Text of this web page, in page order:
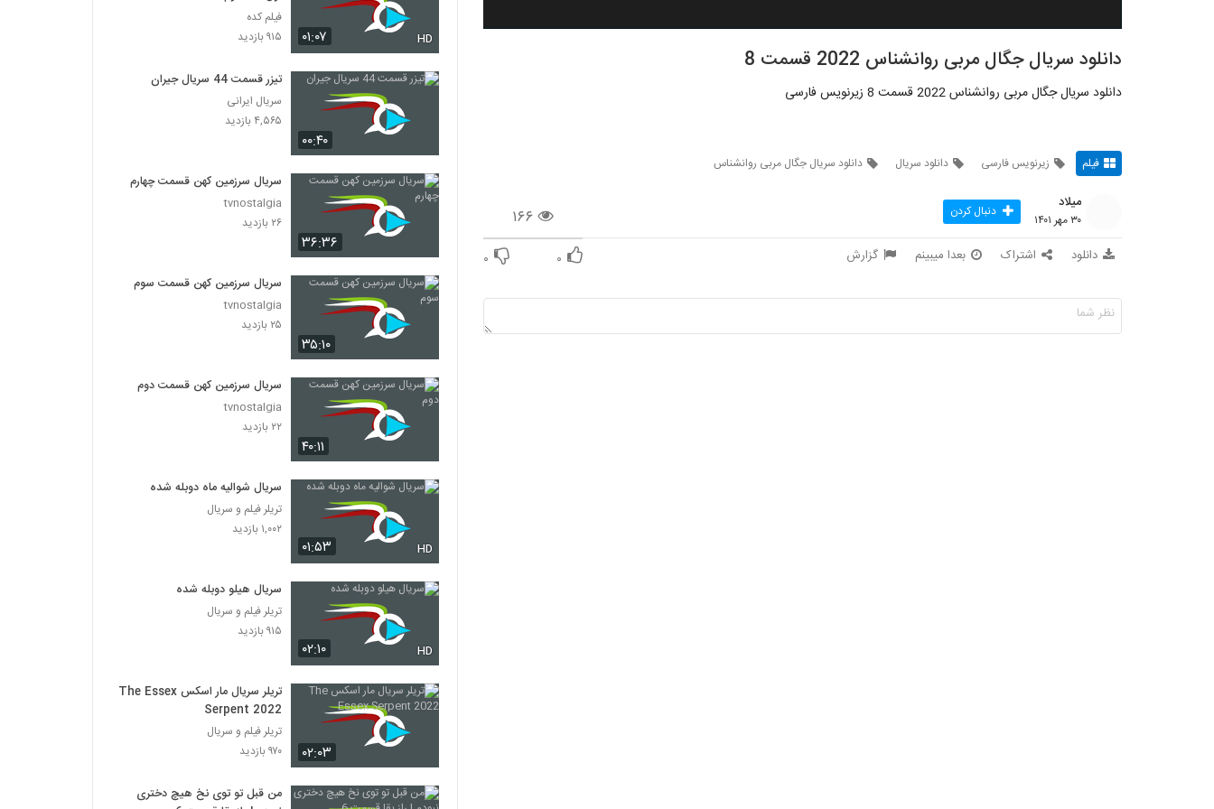
دانلود سریال جگال مربی روانشناس 2022 قسمت 8
دانلود سریال جگال مربی روانشناس 2022 قسمت 8 زیرنویس فارسی
فیلم زیرنویس فارسی دانلود سریال دانلود سریال جگال مربی روانشناس
۱۶۶
میلاد
۳۰ مهر ۱۴۰۱ دنبال کردن
دانلود اشتراک بعدا میبینم گزارش ۰ ۰
۰۱:۰۷ HD
فیلم کده
۹۱۵ بازدید
۰۰:۴۰
تیزر قسمت 44 سریال جیران
سریال ایرانی
۴,۵۶۵ بازدید
۳۶:۳۶
سریال سرزمین کهن قسمت چهارم
tvnostalgia
۲۶ بازدید
۳۵:۱۰
سریال سرزمین کهن قسمت سوم
tvnostalgia
۲۵ بازدید
۴۰:۱۱
سریال سرزمین کهن قسمت دوم
tvnostalgia
۲۲ بازدید
۰۱:۵۳ HD
سریال شوالیه ماه دوبله شده
تریلر فیلم و سریال
۱,۰۰۲ بازدید
۰۲:۱۰ HD
سریال هیلو دوبله شده
تریلر فیلم و سریال
۹۱۵ بازدید
۰۲:۰۳
تریلر سریال مار اسکس The Essex
Serpent 2022
تریلر فیلم و سریال
۹۷۰ بازدید
من قبل تو توی نخ هیچ دختری